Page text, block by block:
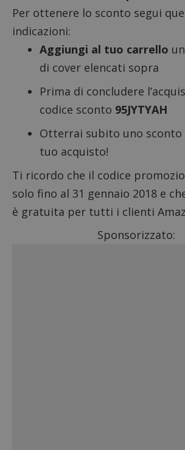
Per ottenere lo sconto segui
indicazioni:
Aggiungi al tuo carrello
di cover elencati sopra
Prima di concludere
codice sconto 95JYTYAH
Otterrai subito uno sconto
tuo acquisto!
Ti ricordo che il codice
solo fino al 31 gennaio 2018 e
è gratuita per tutti i clienti
Sponsorizzato: